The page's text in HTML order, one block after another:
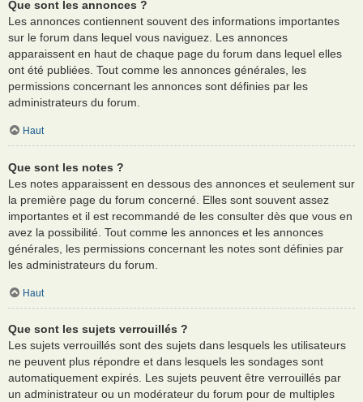
Que sont les annonces ?
Les annonces contiennent souvent des informations importantes
sur le forum dans lequel vous naviguez. Les annonces
apparaissent en haut de chaque page du forum dans lequel elles
ont été publiées. Tout comme les annonces générales, les
permissions concernant les annonces sont définies par les
administrateurs du forum.
Haut
Que sont les notes ?
Les notes apparaissent en dessous des annonces et seulement sur
la première page du forum concerné. Elles sont souvent assez
importantes et il est recommandé de les consulter dès que vous en
avez la possibilité. Tout comme les annonces et les annonces
générales, les permissions concernant les notes sont définies par
les administrateurs du forum.
Haut
Que sont les sujets verrouillés ?
Les sujets verrouillés sont des sujets dans lesquels les utilisateurs
ne peuvent plus répondre et dans lesquels les sondages sont
automatiquement expirés. Les sujets peuvent être verrouillés par
un administrateur ou un modérateur du forum pour de multiples